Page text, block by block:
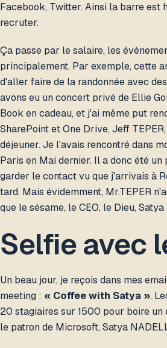
Facebook, Twitter. Ainsi la barre est
recruter.
Ça passe par le salaire, les
principalement. Par exemple, cette
d'aller faire de la randonnée avec
avons eu un concert privé de Ellie
Book en cadeau, et j'ai même put
SharePoint et One Drive, Jeff
déjeuner. Je l'avais rencontré dans
Paris en Mai dernier. Il a donc été
garder le contact vu que j'arrivais à
tard. Mais évidemment, Mr.TEPER
que le sésame, le CEO, le Dieu,
Selfie avec
Un beau jour, je reçois dans mes
meeting : « Coffee with Satya ».
20 stagiaires sur 1500 pour boire un
le patron de Microsoft, Satya